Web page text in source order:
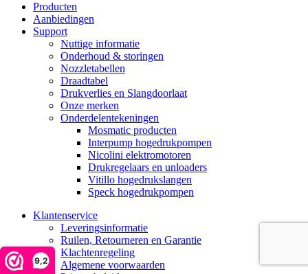
9,2
Producten
Aanbiedingen
Support
Nuttige informatie
Onderhoud & storingen
Nozzletabellen
Draadtabel
Drukverlies en Slangdoorlaat
Onze merken
Onderdelentekeningen
Mosmatic producten
Interpump hogedrukpompen
Nicolini elektromotoren
Drukregelaars en unloaders
Vitillo hogedrukslangen
Speck hogedrukpompen
Klantenservice
Leveringsinformatie
Ruilen, Retourneren en Garantie
Klachtenregeling
Algemene voorwaarden